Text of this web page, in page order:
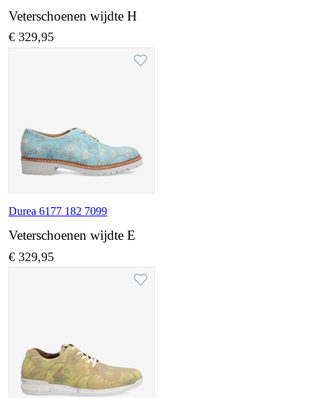
Veterschoenen wijdte H
€ 329,95
Durea 6177 182 7099
Veterschoenen wijdte E
€ 329,95